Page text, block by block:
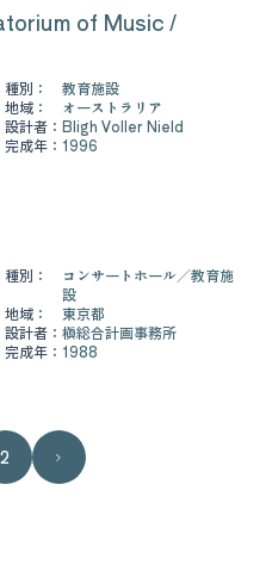
of Music /
種別：
教育施設
地域：
オーストラリア
設計者： Bligh Voller Nield
完成年： 1996
種別： コンサートホール
教育施
設
地域：
東京都
設計者： 槇総合計画事務所
完成年： 1988
2